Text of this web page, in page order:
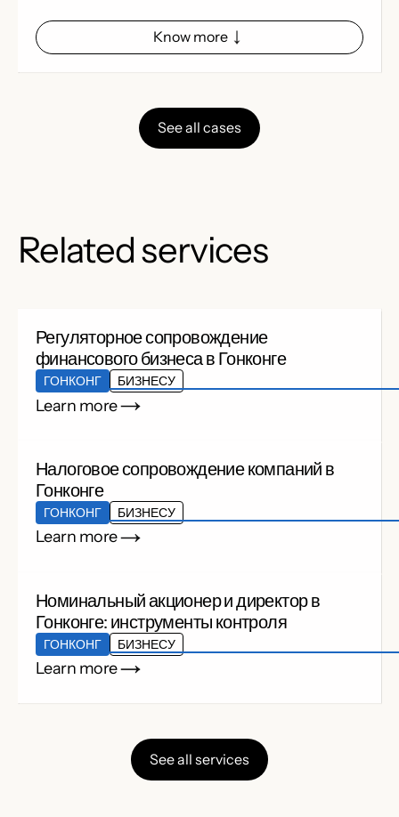
Know more
See all cases
Related services
Регуляторное сопровождение
финансового бизнеса в Гонконге
ГОНКОНГ БИЗНЕСУ
Learn more
Налоговое сопровождение компаний в
Гонконге
ГОНКОНГ БИЗНЕСУ
Learn more
Номинальный акционер и директор в
Гонконге: инструменты контроля
ГОНКОНГ БИЗНЕСУ
Learn more
See all services